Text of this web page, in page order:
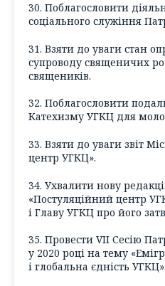
30. Поблагословити
соціального служіння
31. Взяти до уваги стан
супроводу священичих
священиків.
32. Поблагословити
Катехизму УГКЦ для
33. Взяти до уваги звіт
центр УГКЦ».
34. Ухвалити нову
«Постуляційний центр
і Главу УГКЦ про його
35. Провести VII Сесію
у 2020 році на тему
і глобальна єдність УГКЦ».